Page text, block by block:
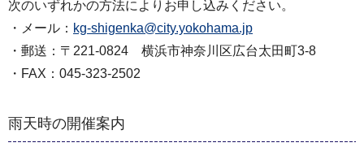
次のいずれかの方法によりお申し込みください。
・メール： kg-shigenka@city.yokohama.jp
・郵送：〒221-0824 横浜市神奈川区広台太田町3-8
・FAX：045-323-2502
雨天時の開催案内